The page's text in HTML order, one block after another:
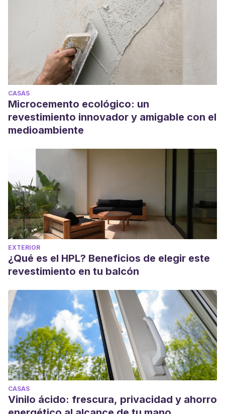
CASAS
Microcemento ecológico: un
revestimiento innovador y amigable con el
medioambiente
EXTERIOR
¿Qué es el HPL? Beneficios de elegir este
revestimiento en tu balcón
CASAS
Vinilo ácido: frescura, privacidad y ahorro